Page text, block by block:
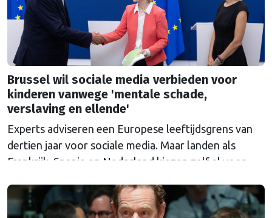
Brussel wil sociale media verbieden voor
kinderen vanwege 'mentale schade,
verslaving en ellende'
Experts adviseren een Europese leeftijdsgrens van
dertien jaar voor sociale media. Maar landen als
Frankrijk, Spanje en Nederland kiezen zelf al voor